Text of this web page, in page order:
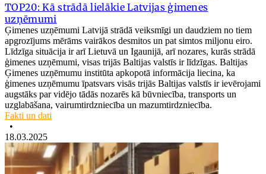
TOP20: Kā strādā lielākie Latvijas ģimenes
uzņēmumi
Ģimenes uzņēmumi Latvijā strādā veiksmīgi un daudziem no tiem
apgrozījums mērāms vairākos desmitos un pat simtos miljonu eiro.
Līdzīga situācija ir arī Lietuvā un Igaunijā, arī nozares, kurās strādā
ģimenes uzņēmumi, visas trijās Baltijas valstīs ir līdzīgas. Baltijas
Ģimenes uzņēmumu institūta apkopotā informācija liecina, ka
ģimenes uzņēmumu īpatsvars visās trijās Baltijas valstīs ir ievērojami
augstāks par vidējo tādās nozarēs kā būvniecība, transports un
uzglabāšana, vairumtirdzniecība un mazumtirdzniecība.
Fakti un dati
•
18.03.2025